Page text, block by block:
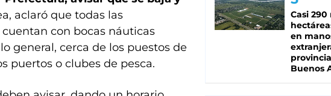
aclaró que todas las
con bocas náuticas
general, cerca de los puestos de
puertos o clubes de pesca.
Casi 290
en
Buenos